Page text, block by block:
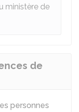
ministère de
de
personnes